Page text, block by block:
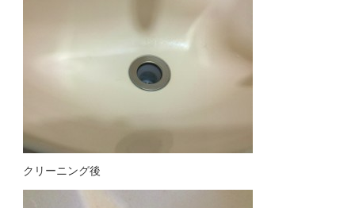
クリーニング後